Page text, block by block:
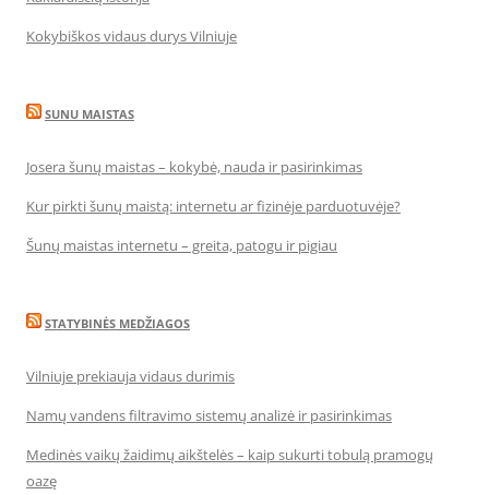
Kokybiškos vidaus durys Vilniuje
SUNU MAISTAS
Josera šunų maistas – kokybė, nauda ir pasirinkimas
Kur pirkti šunų maistą: internetu ar fizinėje parduotuvėje?
Šunų maistas internetu – greita, patogu ir pigiau
STATYBINĖS MEDŽIAGOS
Vilniuje prekiauja vidaus durimis
Namų vandens filtravimo sistemų analizė ir pasirinkimas
Medinės vaikų žaidimų aikštelės – kaip sukurti tobulą pramogų
oazę